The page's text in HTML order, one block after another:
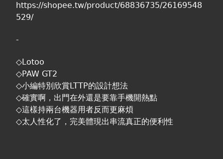
https://shopee.tw/product/68836735/26169548
529/
-
◇Lotoo
◇PAW GT2
◇小編特別欣賞LTTP的設計想法
◇確實啊，出門在外還是要靠手機開熱點
◇這樣持兩台機器用者反而更麻煩
◇太人性化了，完美體現出串流真正的便利性